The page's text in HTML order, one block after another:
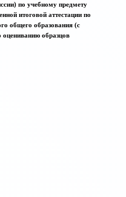
по учебному предмету
итоговой аттестации по
общего образования (с
оцениванию образцов